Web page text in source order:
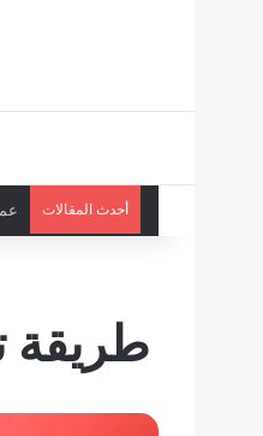
أحدث المقالات
طريقة